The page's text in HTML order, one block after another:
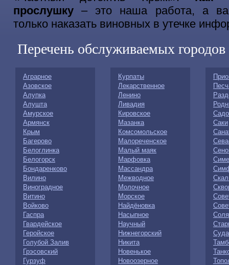
прослушку – это наша работа, а
только наказать виновных в утечке
Перечень обслуживаемых городов
Аграрное
Азовское
Алупка
Алушта
Амурское
Армянск
Крым
Багерово
Белоглинка
Белогорск
Бондаренково
Вилино
Виноградное
Витино
Войково
Гаспра
Гвардейское
Геройское
Голубой Залив
Грэсовский
Гурзуф
Курпаты
Лекарственное
Ленино
Ливадия
Кировское
Мазанка
Комсомольское
Малореченское
Малый маяк
Марфовка
Массандра
Межводное
Молочное
Морское
Найдёновка
Насыпное
Научный
Нижнегорский
Никита
Новенькое
Новоозерное
Саки